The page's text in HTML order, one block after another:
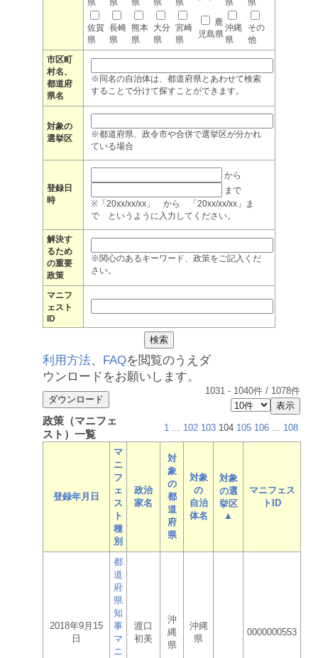
県
県
県
県
県
県
県
佐賀
県
長崎
県
熊本
県
大分
県
宮崎
県
鹿
児島県
沖縄
県
その
他
市区町
村名、
都道府
県名
※同名の自治体は、都道府県とあわせて検索
することで分けて探すことができます。
対象の
選挙区
※都道府県、政令市や合併で選挙区が分かれ
ている場合
登録日
時
から
まで
※「20xx/xx/xx」 から 「20xx/xx/xx」ま
で というように入力してください。
解決す
るため
の重要
政策
※関心のあるキーワード、政策をご記入くだ
さい。
マニフ
ェスト
ID
利用方法、 FAQを閲覧のうえダ
ウンロードをお願いします。
1031 - 1040件 / 1078件
政策（マニフェ
スト）一覧
1 ... 102 103 104 105 106 ... 108
登録年月日
マ
ニ
フ
ェ
ス
ト
種
別
政治
家名
対
象
の
都
道
府
県
対象
の
自治
体名
対象
の選
挙区
▲
マニフェス
トID
2018年9月15
日
都
道
府
県
知
事
マ
ニ
渡口
初美
沖
縄
県
沖縄
県
0000000553